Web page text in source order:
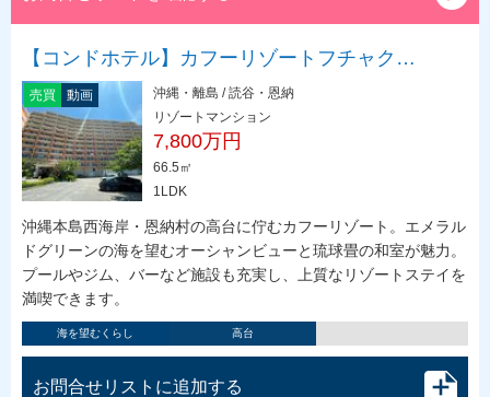
【コンドホテル】カフーリゾートフチャク…
売買 動画
沖縄・離島 / 読谷・恩納
リゾートマンション
7,800万円
66.5㎡
1LDK
沖縄本島西海岸・恩納村の高台に佇むカフーリゾート。エメラル
ドグリーンの海を望むオーシャンビューと琉球畳の和室が魅力。
プールやジム、バーなど施設も充実し、上質なリゾートステイを
満喫できます。
海を望むくらし 高台
お問合せリストに追加する